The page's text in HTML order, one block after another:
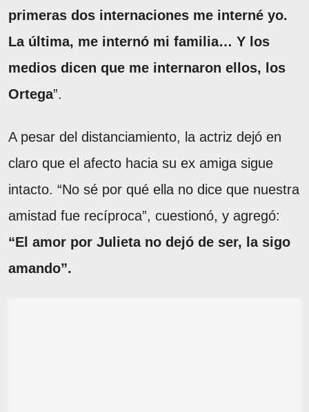
primeras dos internaciones me interné yo.
La última, me internó mi familia… Y los
medios dicen que me internaron ellos, los
Ortega”.
A pesar del distanciamiento, la actriz dejó en
claro que el afecto hacia su ex amiga sigue
intacto. “No sé por qué ella no dice que nuestra
amistad fue recíproca”, cuestionó, y agregó:
“El amor por Julieta no dejó de ser, la sigo
amando”.